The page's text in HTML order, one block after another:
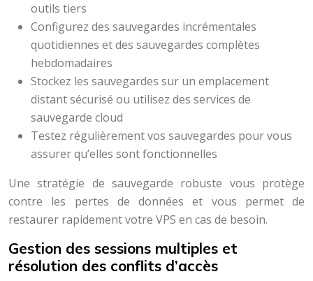
outils tiers
Configurez des sauvegardes incrémentales
quotidiennes et des sauvegardes complètes
hebdomadaires
Stockez les sauvegardes sur un emplacement
distant sécurisé ou utilisez des services de
sauvegarde cloud
Testez régulièrement vos sauvegardes pour vous
assurer qu’elles sont fonctionnelles
Une stratégie de sauvegarde robuste vous protège
contre les pertes de données et vous permet de
restaurer rapidement votre VPS en cas de besoin.
Gestion des sessions multiples et
résolution des conflits d’accès